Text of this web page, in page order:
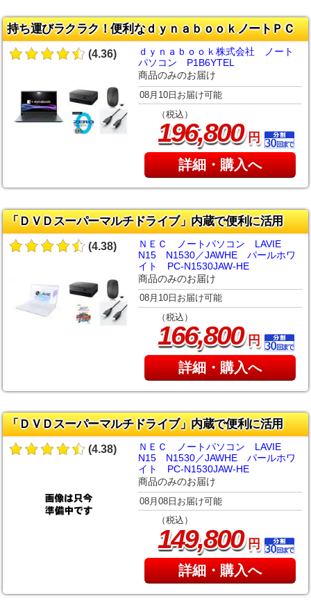
持ち運びラクラク！便利なｄｙｎａｂｏｏｋノートＰＣ
(4.36)
ｄｙｎａｂｏｏｋ株式会社 ノート
パソコン P1B6YTEL
商品のみのお届け
08月10日お届け可能
（税込）
196,800円
詳細・購入へ
「ＤＶＤスーパーマルチドライブ」内蔵で便利に活用
(4.38)
ＮＥＣ ノートパソコン LAVIE
N15 N1530／JAWHE パールホワ
イト PC-N1530JAW-HE
商品のみのお届け
08月10日お届け可能
（税込）
166,800円
詳細・購入へ
「ＤＶＤスーパーマルチドライブ」内蔵で便利に活用
(4.38)
ＮＥＣ ノートパソコン LAVIE
N15 N1530／JAWHE パールホワ
イト PC-N1530JAW-HE
商品のみのお届け
08月08日お届け可能
（税込）
149,800円
詳細・購入へ